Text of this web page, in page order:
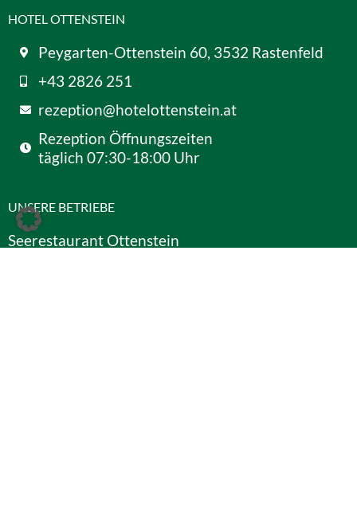
HOTEL OTTENSTEIN
Peygarten-Ottenstein 60, 3532 Rastenfeld
+43 2826 251
rezeption@hotelottenstein.at
Rezeption Öffnungszeiten
täglich 07:30-18:00 Uhr
UNSERE BETRIEBE
Seerestaurant Ottenstein